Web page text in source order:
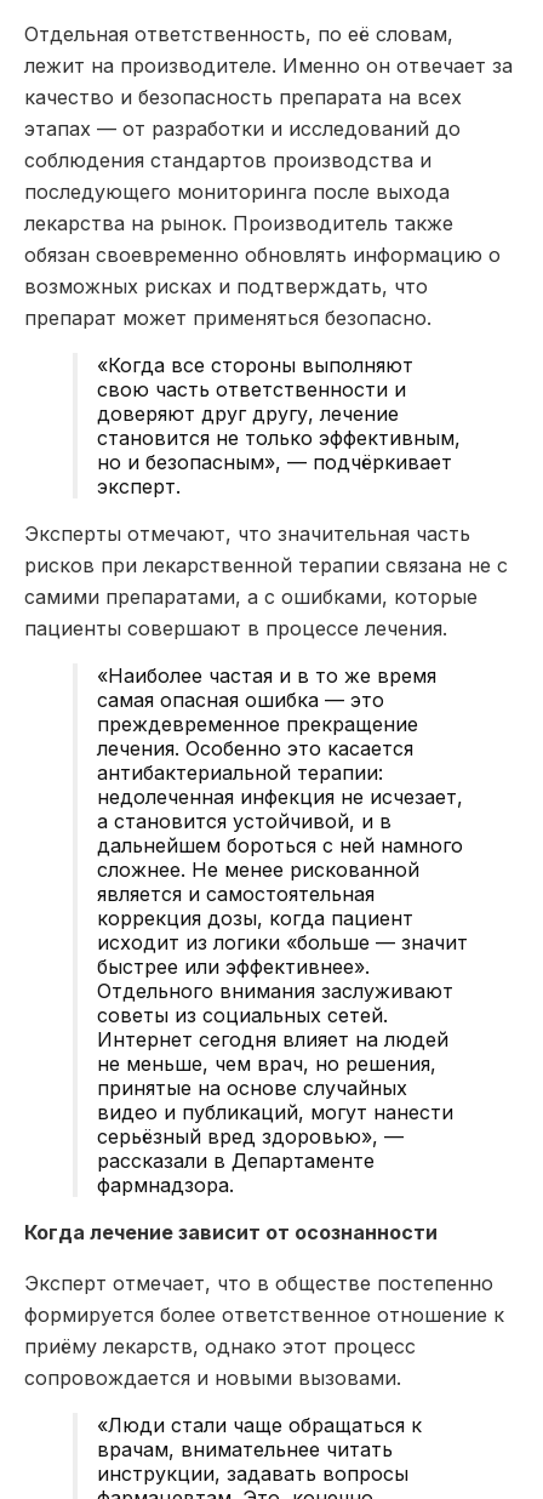
Отдельная ответственность, по её словам,
лежит на производителе. Именно он отвечает за
качество и безопасность препарата на всех
этапах — от разработки и исследований до
соблюдения стандартов производства и
последующего мониторинга после выхода
лекарства на рынок. Производитель также
обязан своевременно обновлять информацию о
возможных рисках и подтверждать, что
препарат может применяться безопасно.
«Когда все стороны выполняют
свою часть ответственности и
доверяют друг другу, лечение
становится не только эффективным,
но и безопасным», — подчёркивает
эксперт.
Эксперты отмечают, что значительная часть
рисков при лекарственной терапии связана не с
самими препаратами, а с ошибками, которые
пациенты совершают в процессе лечения.
«Наиболее частая и в то же время
самая опасная ошибка — это
преждевременное прекращение
лечения. Особенно это касается
антибактериальной терапии:
недолеченная инфекция не исчезает,
а становится устойчивой, и в
дальнейшем бороться с ней намного
сложнее. Не менее рискованной
является и самостоятельная
коррекция дозы, когда пациент
исходит из логики «больше — значит
быстрее или эффективнее».
Отдельного внимания заслуживают
советы из социальных сетей.
Интернет сегодня влияет на людей
не меньше, чем врач, но решения,
принятые на основе случайных
видео и публикаций, могут нанести
серьёзный вред здоровью», —
рассказали в Департаменте
фармнадзора.
Когда лечение зависит от осознанности
Эксперт отмечает, что в обществе постепенно
формируется более ответственное отношение к
приёму лекарств, однако этот процесс
сопровождается и новыми вызовами.
«Люди стали чаще обращаться к
врачам, внимательнее читать
инструкции, задавать вопросы